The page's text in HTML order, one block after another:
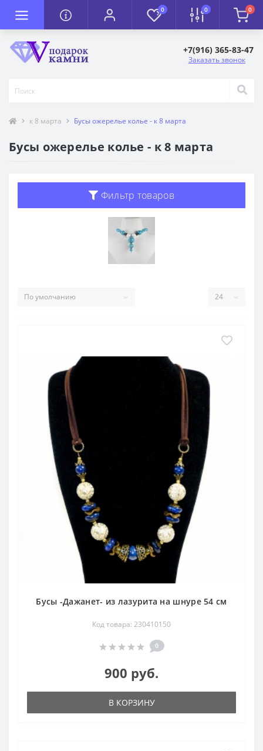
0 0 0
+7(916) 365-83-47
Заказать звонок
к 8 марта Бусы ожерелье колье - к 8 марта
Бусы ожерелье колье - к 8 марта
Фильтр товаров
Бусы -Дажанет- из лазурита на шнуре 54 см
Код товара: 230410150
0
900 руб.
В КОРЗИНУ